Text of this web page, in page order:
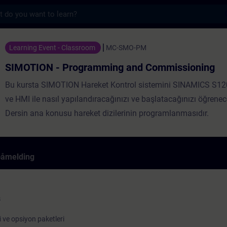
and Commissioning -
Learning Event - Classroom MC-SMO-PM
SIMOTION - Programming and Commissioning
Bu kursta SIMOTION Hareket Kontrol sistemini SINAMICS
ve HMI ile nasıl yapılandıracağınızı ve başlatacağınızı
Dersin ana konusu hareket dizilerinin programlanmasıdır.
ve opsiyon paketleri